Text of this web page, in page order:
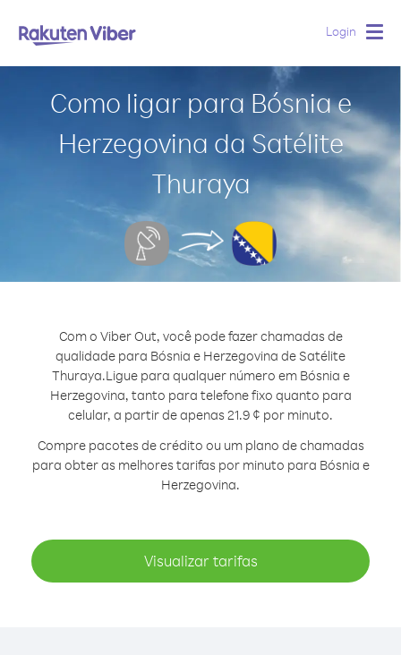
Login
Como ligar para Bósnia e
Herzegovina da Satélite
Thuraya
Com o Viber Out, você pode fazer chamadas de
qualidade para Bósnia e Herzegovina de Satélite
Thuraya.Ligue para qualquer número em Bósnia e
Herzegovina, tanto para telefone fixo quanto para
celular, a partir de apenas 21.9 ¢ por minuto.
Compre pacotes de crédito ou um plano de chamadas
para obter as melhores tarifas por minuto para Bósnia e
Herzegovina.
Visualizar tarifas